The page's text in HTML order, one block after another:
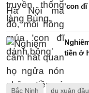
'con đĩ
tiền ở
Bắc Ninh du xuân